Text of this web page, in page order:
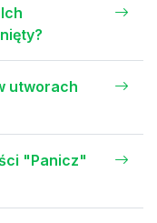
utworach
"Panicz"